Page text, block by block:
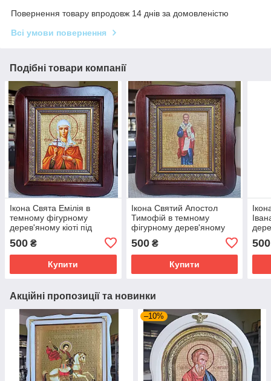
Повернення товару впродовж 14 днів за домовленістю
Всі умови повернення
Подібні товари компанії
Ікона Свята Емілія в
темному фігурному
дерев'яному кіоті під
склом, розмір кіота 20×18,
сюжет 10*12
500 ₴
Купити
Ікона Святий Апостол
Тимофій в темному
фігурному дерев'яному
кіота 20×18, лик 10*12
500₴
Купити
500
Акційні пропозиції та новинки
–10%